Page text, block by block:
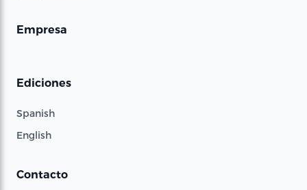
Empresa
Ediciones
Spanish
English
Contacto